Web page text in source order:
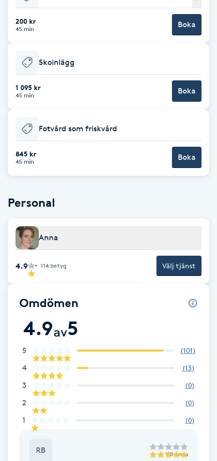
Babylights
Balayage
Barber
Barnklippning
BIAB
Bottenfärg
Brynformning
Brynfärgning
Brynplockning
Celluliter
Coachning
Color correction
200 kr
45 min Boka
Skoinlägg
1 095 kr
45 min Boka
Fotvård som friskvård
845 kr
45 min Boka
Personal
Anna
4.9 114 betyg Välj tjänst
Omdömen
4.9av5
5 (101)
4 (13)
3 (0)
2 (0)
1 (0)
RB till Anna